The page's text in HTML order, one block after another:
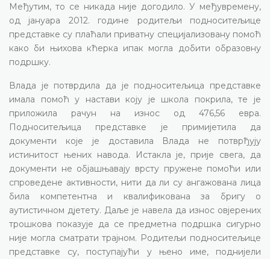
Међутим, то се никада није догодило. У међувремену,
од јануара 2012. године родитељи подноситељице
представке су плаћали приватну специјализовану помоћ
како би њихова кћерка ипак могла добити образовну
подршку.
Влада је потврдила да је подноситељица представке
имала помоћ у настави коју је школа покрила, те је
приложила рачун на износ од 476,56 евра.
Подноситељица представке је примијетила да
документи које је доставила Влада не потврђују
истинитост њених навода. Истакла је, прије свега, да
документи не објашњавају врсту пружене помоћи или
спроведене активности, нити да ли су ангажована лица
била компетентна и квалификована за бригу о
аутистичном дјетету. Даље је навела да износ овјерених
трошкова показује да се предметна подршка сигурно
није могла сматрати трајном. Родитељи подноситељице
представке су, поступајући у њено име, поднијели